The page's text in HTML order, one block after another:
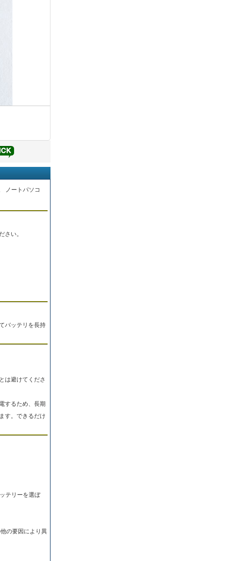
ノートパソコ
さい。
バッテリを長持
は避けてくださ
するため、長期
す。できるだけ
テリーを選ぼ
の要因により異